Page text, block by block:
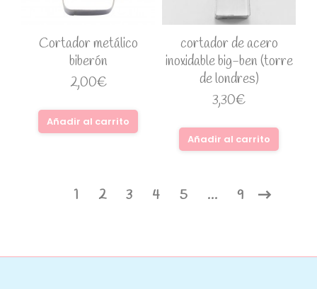
Cortador metálico
biberón
2,00€
Añadir al carrito
cortador de acero
inoxidable big-ben (torre
de londres)
3,30€
Añadir al carrito
1 2 3 4 5 … 9